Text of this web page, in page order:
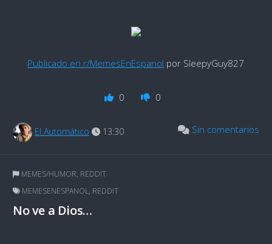
Publicado en r/MemesEnEspanol por SleepyGuy827
0 0
El Automático 13:30 Sin comentarios
MEMES/HUMOR, REDDIT
MEMESENESPANOL, REDDIT
No ve a Dios…